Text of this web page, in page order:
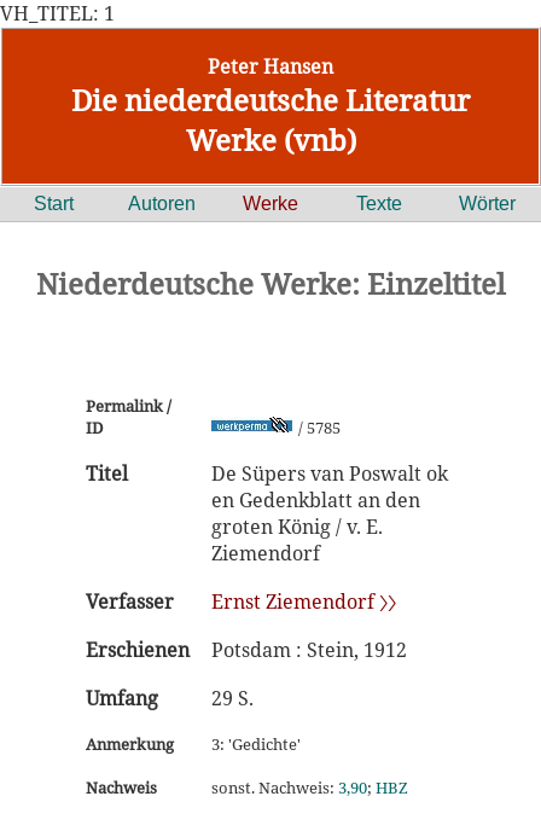
VH_TITEL: 1
Peter Hansen
Die niederdeutsche Literatur
Werke (vnb)
Start Autoren Werke Texte Wörter
Niederdeutsche Werke: Einzeltitel
Permalink /
ID
/ 5785
Titel
De Süpers van Poswalt ok
en Gedenkblatt an den
groten König / v. E.
Ziemendorf
Verfasser
Ernst Ziemendorf 〉〉
Erschienen
Potsdam : Stein, 1912
Umfang
29 S.
Anmerkung
3: 'Gedichte'
Nachweis
sonst. Nachweis: 3,90; HBZ